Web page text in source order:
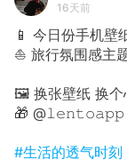
16天前
📱 今日份手机壁
⛵️ 旅行氛围感主
🖼 换张壁纸 换个
🎁 @𝚕𝚎𝚗𝚝𝚘𝚊𝚙𝚙
#生活的透气时刻